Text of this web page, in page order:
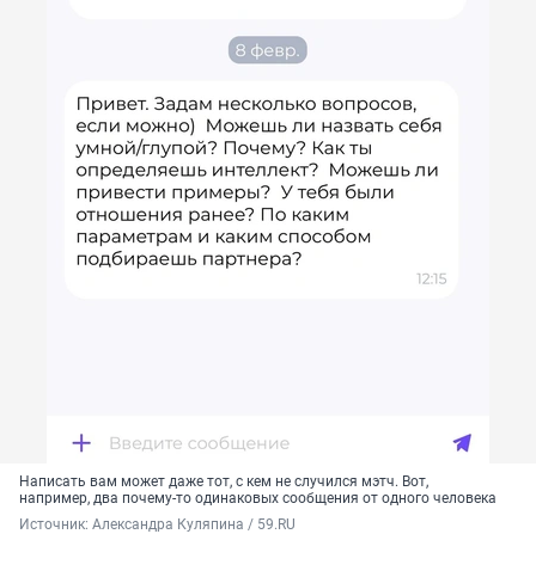
Написать вам может даже тот, с кем не случился мэтч. Вот,
например, два почему-то одинаковых сообщения от одного человека
Источник: Александра Куляпина / 59.RU